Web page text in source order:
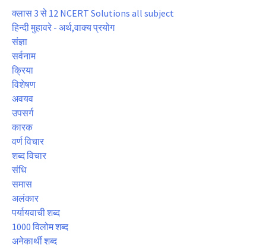
क्लास 3 से 12 NCERT Solutions all subject
हिन्दी मुहावरे - अर्थ,वाक्य प्रयोग
संज्ञा
सर्वनाम
क्रिया
विशेषण
अवयव
उपसर्ग
कारक
वर्ण विचार
शब्द विचार
संधि
समास
अलंकार
पर्यायवाची शब्द
1000 विलोम शब्द
अनेकार्थी शब्द